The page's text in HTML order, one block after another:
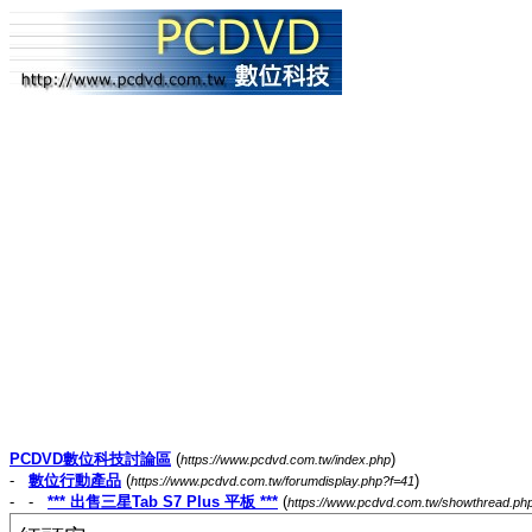
PCDVD數位科技討論區 (https://www.pcdvd.com.tw/index.php)
- 數位行動產品 (https://www.pcdvd.com.tw/forumdisplay.php?f=41)
- - *** 出售三星Tab S7 Plus 平板 *** (https://www.pcdvd.com.tw/